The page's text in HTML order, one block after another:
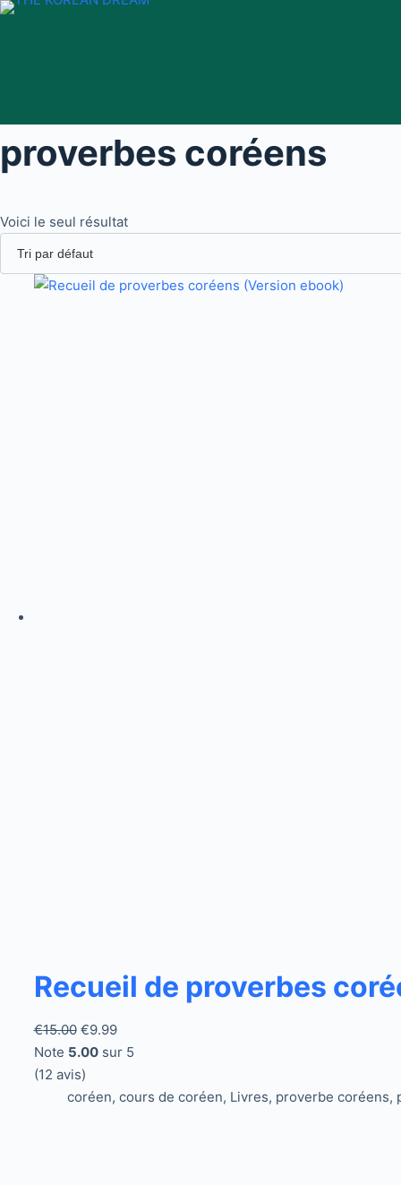
Passer
proverbes coréens
Voici le seul résultat
Recueil de proverbes
€15.00 Le
prix
initial
était :
€9.99Le
prix
est :
Note 5.00sur 5
(12 avis)
coréen, cours de coréen, Livres, proverbe coréens,